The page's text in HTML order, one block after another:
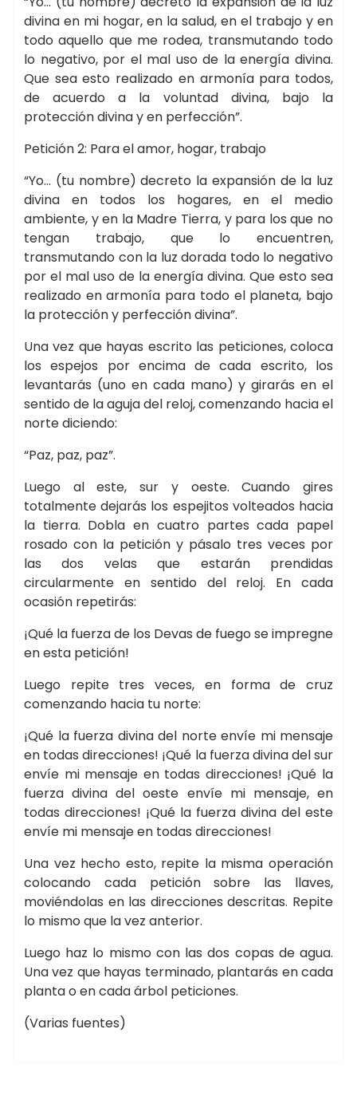
divina en mi hogar, en la salud, en el trabajo y en
todo aquello que me rodea, transmutando todo
lo negativo, por el mal uso de la energía divina.
Que sea esto realizado en armonía para todos,
de acuerdo a la voluntad divina, bajo la
protección divina y en perfección”.
Petición 2: Para el amor, hogar, trabajo
“Yo… (tu nombre) decreto la expansión de la luz
divina en todos los hogares, en el medio
ambiente, y en la Madre Tierra, y para los que no
tengan trabajo, que lo encuentren,
transmutando con la luz dorada todo lo negativo
por el mal uso de la energía divina. Que esto sea
realizado en armonía para todo el planeta, bajo
la protección y perfección divina”.
Una vez que hayas escrito las peticiones, coloca
los espejos por encima de cada escrito, los
levantarás (uno en cada mano) y girarás en el
sentido de la aguja del reloj, comenzando hacia el
norte diciendo:
“Paz, paz, paz”.
Luego al este, sur y oeste. Cuando gires
totalmente dejarás los espejitos volteados hacia
la tierra. Dobla en cuatro partes cada papel
rosado con la petición y pásalo tres veces por
las dos velas que estarán prendidas
circularmente en sentido del reloj. En cada
ocasión repetirás:
¡Qué la fuerza de los Devas de fuego se impregne
en esta petición!
Luego repite tres veces, en forma de cruz
comenzando hacia tu norte:
¡Qué la fuerza divina del norte envíe mi mensaje
en todas direcciones! ¡Qué la fuerza divina del sur
envíe mi mensaje en todas direcciones! ¡Qué la
fuerza divina del oeste envíe mi mensaje, en
todas direcciones! ¡Qué la fuerza divina del este
envíe mi mensaje en todas direcciones!
Una vez hecho esto, repite la misma operación
colocando cada petición sobre las llaves,
moviéndolas en las direcciones descritas. Repite
lo mismo que la vez anterior.
Luego haz lo mismo con las dos copas de agua.
Una vez que hayas terminado, plantarás en cada
planta o en cada árbol peticiones.
(Varias fuentes)